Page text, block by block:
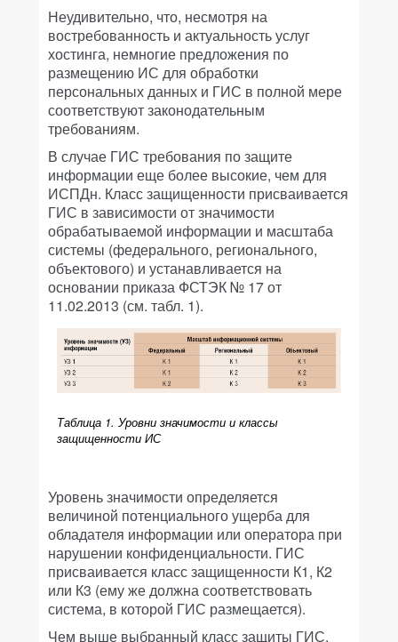
Неудивительно, что, несмотря на
востребованность и актуальность услуг
хостинга, немногие предложения по
размещению ИС для обработки
персональных данных и ГИС в полной мере
соответствуют законодательным
требованиям.
В случае ГИС требования по защите
информации еще более высокие, чем для
ИСПДн. Класс защищенности присваивается
ГИС в зависимости от значимости
обрабатываемой информации и масштаба
системы (федерального, регионального,
объектового) и устанавливается на
основании приказа ФСТЭК № 17 от
11.02.2013 (см. табл. 1).
Таблица 1. Уровни значимости и классы
защищенности ИС
Уровень значимости определяется
величиной потенциального ущерба для
обладателя информации или оператора при
нарушении конфиденциальности. ГИС
присваивается класс защищенности К1, К2
или К3 (ему же должна соответствовать
система, в которой ГИС размещается).
Чем выше выбранный класс защиты ГИС,